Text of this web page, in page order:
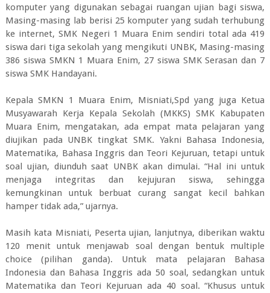
komputer yang digunakan sebagai ruangan ujian bagi siswa,
Masing-masing lab berisi 25 komputer yang sudah terhubung
ke internet, SMK Negeri 1 Muara Enim sendiri total ada 419
siswa dari tiga sekolah yang mengikuti UNBK, Masing-masing
386 siswa SMKN 1 Muara Enim, 27 siswa SMK Serasan dan 7
siswa SMK Handayani.
Kepala SMKN 1 Muara Enim, Misniati,Spd yang juga Ketua
Musyawarah Kerja Kepala Sekolah (MKKS) SMK Kabupaten
Muara Enim, mengatakan, ada empat mata pelajaran yang
diujikan pada UNBK tingkat SMK. Yakni Bahasa Indonesia,
Matematika, Bahasa Inggris dan Teori Kejuruan, tetapi untuk
soal ujian, diunduh saat UNBK akan dimulai. “Hal ini untuk
menjaga integritas dan kejujuran siswa, sehingga
kemungkinan untuk berbuat curang sangat kecil bahkan
hamper tidak ada,” ujarnya.
Masih kata Misniati, Peserta ujian, lanjutnya, diberikan waktu
120 menit untuk menjawab soal dengan bentuk multiple
choice (pilihan ganda). Untuk mata pelajaran Bahasa
Indonesia dan Bahasa Inggris ada 50 soal, sedangkan untuk
Matematika dan Teori Kejuruan ada 40 soal. “Khusus untuk